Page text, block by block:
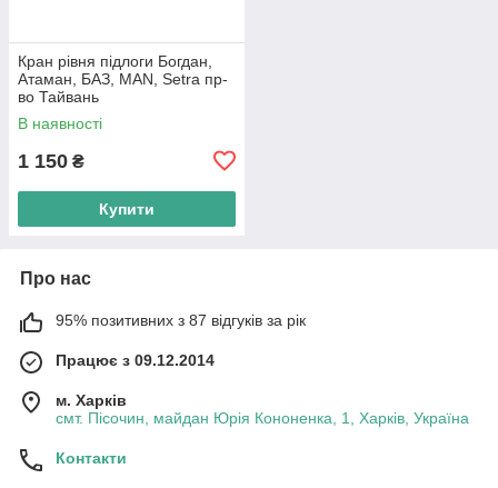
Кран рівня підлоги Богдан,
Атаман, БАЗ, MAN, Setra пр-
во Тайвань
В наявності
1 150 ₴
Купити
Про нас
95% позитивних з 87 відгуків за рік
Працює з 09.12.2014
м. Харків
смт. Пісочин, майдан Юрія Кононенка, 1, Харків, Україна
Контакти